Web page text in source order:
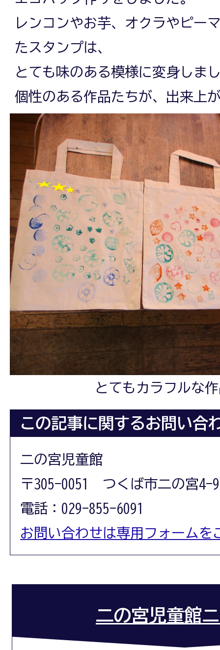
レンコンやお芋、オクラやピー
たスタンプは、
とても味のある模様に変身しま
個性のある作品たちが、出来上
とてもカラフルな
この記事に関するお問い合
二の宮児童館
〒305-0051 つくば市二の宮4-
電話：029-855-6091
お問い合わせは専用フォームを
二の宮児童館